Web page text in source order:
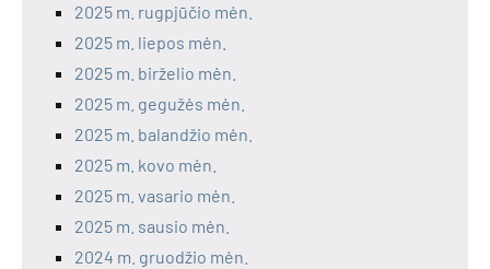
2025 m. rugpjūčio mėn.
2025 m. liepos mėn.
2025 m. birželio mėn.
2025 m. gegužės mėn.
2025 m. balandžio mėn.
2025 m. kovo mėn.
2025 m. vasario mėn.
2025 m. sausio mėn.
2024 m. gruodžio mėn.